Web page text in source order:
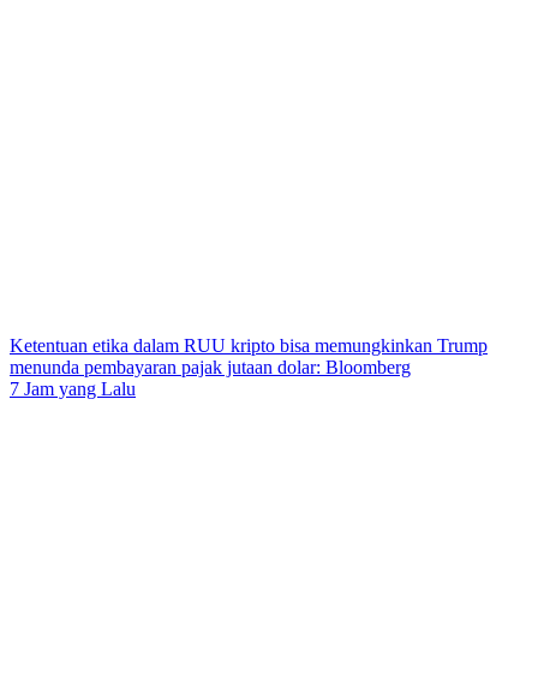
Ketentuan etika dalam RUU kripto bisa memungkinkan Trump
menunda pembayaran pajak jutaan dolar: Bloomberg
7 Jam yang Lalu